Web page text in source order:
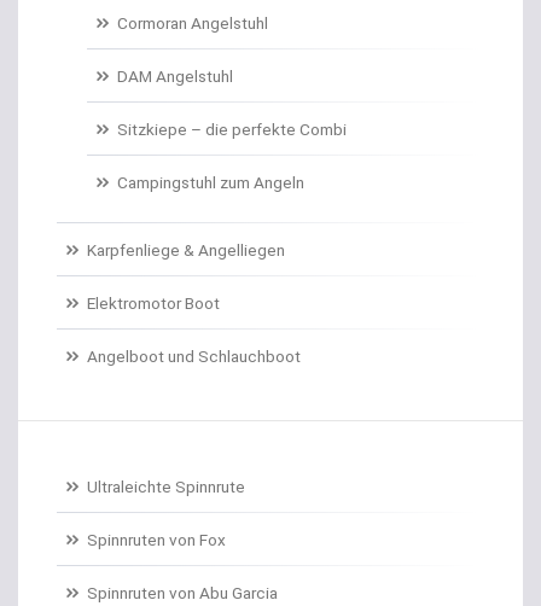
Doppelhaken/Ryderhaken lose
Doradenhaken gebunden
Dorschruten
Drillgürtel
Drillinge und Doppelhaken
Drop Shot Bleie
Drop Shot Gummiköder
Cormoran Angelstuhl
DAM Angelstuhl
Sitzkiepe – die perfekte Combi
Campingstuhl zum Angeln
Karpfenliege & Angelliegen
Elektromotor Boot
Angelboot und Schlauchboot
Ultraleichte Spinnrute
Spinnruten von Fox
Spinnruten von Abu Garcia